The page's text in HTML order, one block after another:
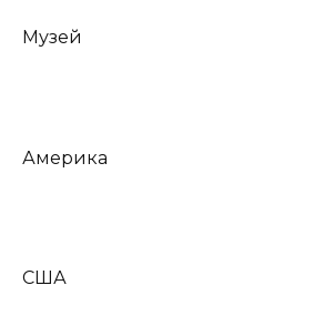
Музей
Америка
США